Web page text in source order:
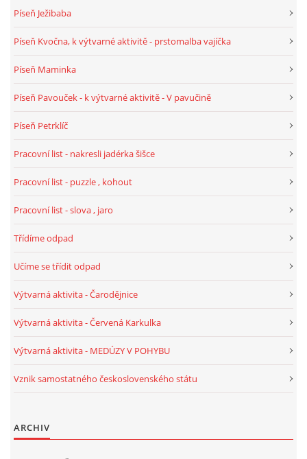
DĚTSKÝ VZTEK
DĚTSKÝ SMUTEK
CO BY MĚLO DÍTĚ ZVLÁDNOUT PŘED VSTUPEM DO ZŠ
STOP ŠIKANĚ ANEB ŠIKANA BOLÍ
SADA EMOČNÍCH HER PRO DĚTI 3 - 4 ROKY
MOJE TVORBA POHÁDEK PRO DĚTI
POHÁDKY NA SPOTIFY
Píseň Ježibaba
Píseň Kvočna, k výtvarné aktivitě - prstomalba vajíčka
Píseň Maminka
Píseň Pavouček - k výtvarné aktivitě - V pavučině
Píseň Petrklíč
Pracovní list - nakresli jadérka šišce
Pracovní list - puzzle , kohout
Pracovní list - slova , jaro
Třídíme odpad
Učíme se třídit odpad
Výtvarná aktivita - Čarodějnice
Výtvarná aktivita - Červená Karkulka
Výtvarná aktivita - MEDÚZY V POHYBU
Vznik samostatného československého státu
ARCHIV